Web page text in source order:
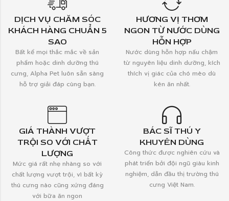
DỊCH VỤ CHĂM SÓC
KHÁCH HÀNG CHUẨN 5
SAO
Bất kể mọi thắc mắc về sản
phẩm hoặc dinh dưỡng thú
cưng, Alpha Pet luôn sẵn sàng
hỗ trợ giải đáp cùng bạn.
HƯƠNG VỊ THƠM
NGON TỪ NƯỚC DÙNG
HỖN HỢP
Nước dùng hỗn hợp nấu chậm
từ nguyên liệu dinh dưỡng, kích
thích vị giác của chó mèo dù
kén ăn nhất.
GIÁ THÀNH VƯỢT
TRỘI SO VỚI CHẤT
LƯỢNG
Mức giá rất nhẹ nhàng so với
chất lượng vượt trội, vì bất kỳ
thú cưng nào cũng xứng đáng
với bữa ăn ngon
BÁC SĨ THÚ Y
KHUYÊN DÙNG
Công thức được nghiên cứu và
phát triển bởi đội ngũ giàu kinh
nghiệm, dẫn đầu thị trường thú
cưng Việt Nam.